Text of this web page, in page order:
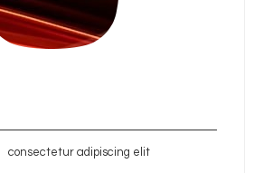
consectetur adipiscing elit